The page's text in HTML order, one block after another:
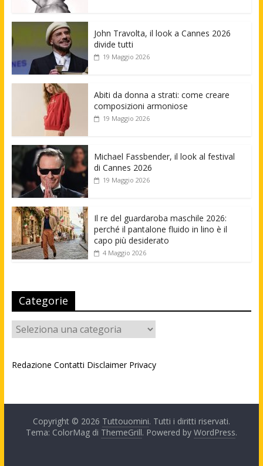
John Travolta, il look a Cannes 2026
divide tutti
19 Maggio 2026
Abiti da donna a strati: come creare
composizioni armoniose
19 Maggio 2026
Michael Fassbender, il look al festival
di Cannes 2026
19 Maggio 2026
Il re del guardaroba maschile 2026:
perché il pantalone fluido in lino è il
capo più desiderato
4 Maggio 2026
Categorie
Categorie
Redazione Contatti Disclaimer Privacy
Copyright © 2026 Tuttouomini. Tutti i diritti riservati.
Tema: ColorMag di ThemeGrill. Powered by WordPress.